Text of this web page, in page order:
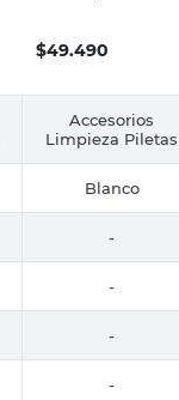
$49.490
Accesorios
Limpieza Piletas
Blanco
-
-
-
-